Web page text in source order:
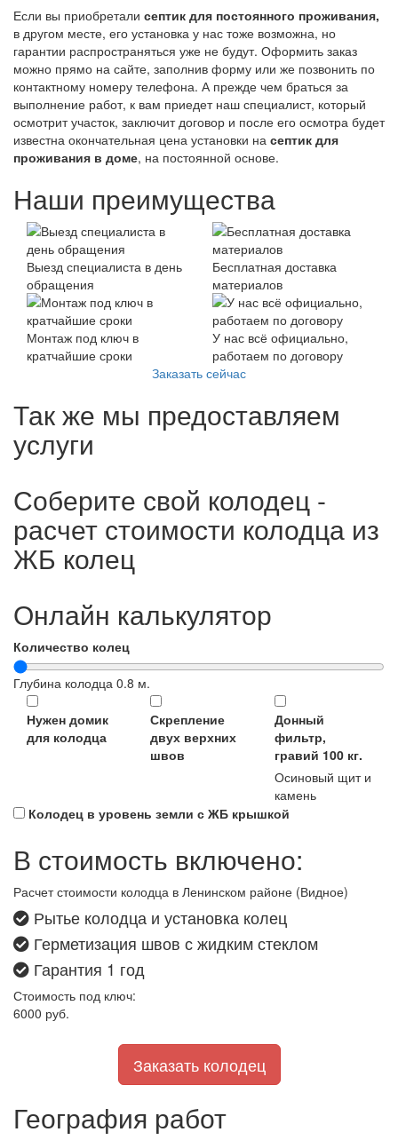
Если вы приобретали септик для постоянного проживания,
в другом месте, его установка у нас тоже возможна, но
гарантии распространяться уже не будут. Оформить заказ
можно прямо на сайте, заполнив форму или же позвонить по
контактному номеру телефона. А прежде чем браться за
выполнение работ, к вам приедет наш специалист, который
осмотрит участок, заключит договор и после его осмотра будет
известна окончательная цена установки на септик для
проживания в доме, на постоянной основе.
Наши преимущества
Выезд специалиста в день
обращения
Бесплатная доставка
материалов
Монтаж под ключ в
кратчайшие сроки
У нас всё официально,
работаем по договору
Заказать сейчас
Так же мы предоставляем
услуги
Соберите свой колодец -
расчет стоимости колодца из
ЖБ колец
Онлайн калькулятор
Количество колец
Глубина колодца 0.8 м.
Нужен домик
для колодца
Скрепление
двух верхних
швов
Донный
фильтр,
гравий 100 кг.
Осиновый щит и
камень
Колодец в уровень земли с ЖБ крышкой
В стоимость включено:
Расчет стоимости колодца в Ленинском районе (Видное)
Рытье колодца и установка колец
Герметизация швов с жидким стеклом
Гарантия 1 год
Стоимость под ключ:
6000 руб.
Заказать колодец
География работ